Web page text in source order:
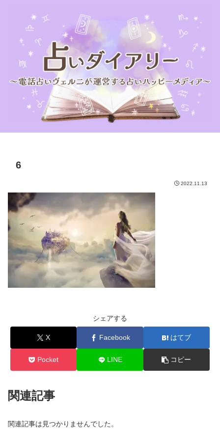
6
2022.11.13
シェアする
X Facebook はてブ
Pocket LINE コピー
関連記事
関連記事は見つかりませんでした。